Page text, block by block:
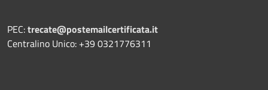
PEC:trecate@postemailcertificata.it
Centralino Unico: +39 0321776311